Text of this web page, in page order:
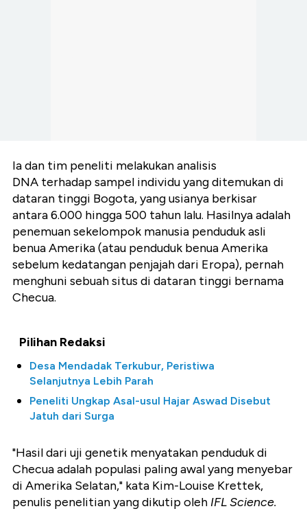
Ia dan tim peneliti melakukan analisis
DNA terhadap sampel individu yang ditemukan di
dataran tinggi Bogota, yang usianya berkisar
antara 6.000 hingga 500 tahun lalu. Hasilnya adalah
penemuan sekelompok manusia penduduk asli
benua Amerika (atau penduduk benua Amerika
sebelum kedatangan penjajah dari Eropa), pernah
menghuni sebuah situs di dataran tinggi bernama
Checua.
Pilihan Redaksi
Desa Mendadak Terkubur, Peristiwa
Selanjutnya Lebih Parah
Peneliti Ungkap Asal-usul Hajar Aswad Disebut
Jatuh dari Surga
"Hasil dari uji genetik menyatakan penduduk di
Checua adalah populasi paling awal yang menyebar
di Amerika Selatan," kata Kim-Louise Krettek,
penulis penelitian yang dikutip oleh IFL Science.